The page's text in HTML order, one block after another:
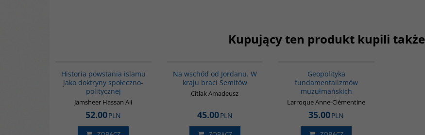
Kupujący ten produkt kupili także
Historia powstania islamu
jako doktryny społeczno-
politycznej
Jamsheer Hassan Ali
52.00PLN
Na wschód od Jordanu. W
kraju braci Semitów
Citlak Amadeusz
45.00PLN
Geopolityka
fundamentalizmów
muzułmańskich
Larroque Anne-Clémentine
35.00PLN